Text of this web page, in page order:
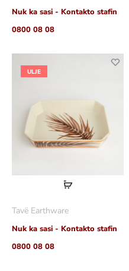
Nuk ka sasi - Kontakto stafin
0800 08 08
ULJE
Lexoni
Tavë Earthware
Nuk ka sasi - Kontakto stafin
0800 08 08